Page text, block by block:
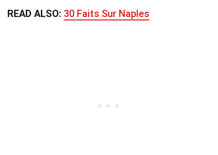
READ ALSO: 30 Faits Sur Naples